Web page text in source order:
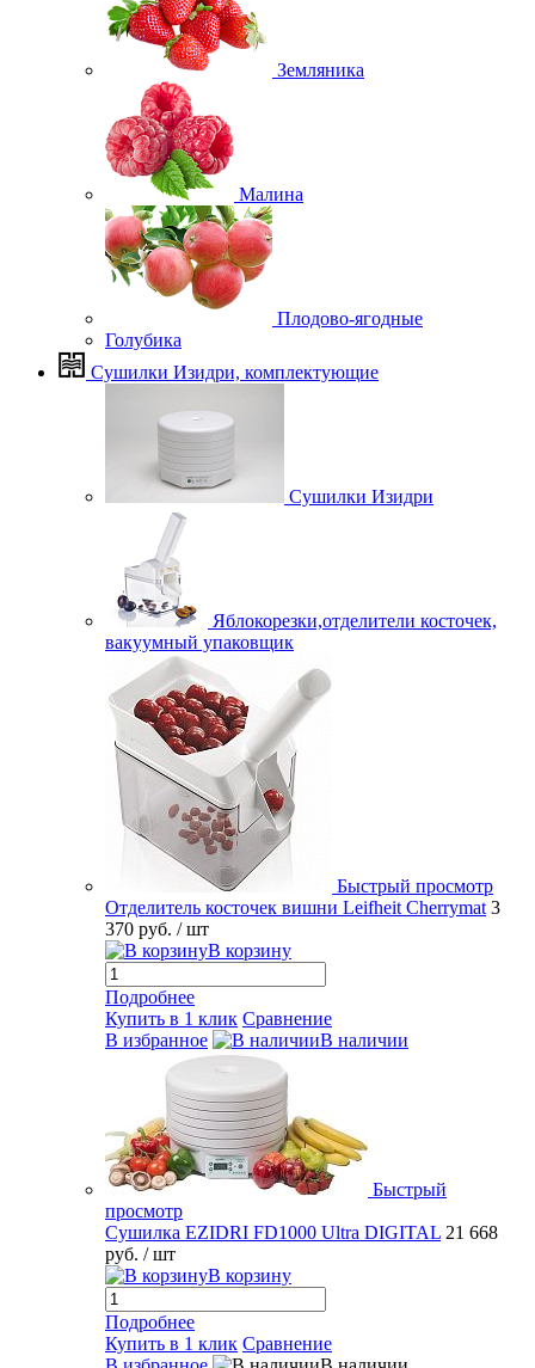
Земляника
Малина
Плодово-ягодные
Голубика
Сушилки Изидри, комплектующие
Сушилки Изидри
Яблокорезки,отделители косточек,
вакуумный упаковщик
Быстрый просмотр
Отделитель косточек вишни Leifheit Cherrymat 3
370 руб. / шт
В корзину
Подробнее
Купить в 1 клик Сравнение
В избранное
В наличии
Быстрый
просмотр
Сушилка EZIDRI FD1000 Ultra DIGITAL 21 668
руб. / шт
В корзину
Подробнее
Купить в 1 клик Сравнение